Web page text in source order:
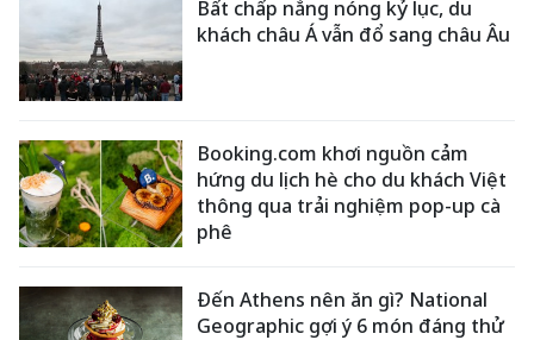
Bất chấp nắng nóng kỷ lục, du
khách châu Á vẫn đổ sang châu Âu
Booking.com khơi nguồn cảm
hứng du lịch hè cho du khách Việt
thông qua trải nghiệm pop-up cà
phê
Đến Athens nên ăn gì? National
Geographic gợi ý 6 món đáng thử